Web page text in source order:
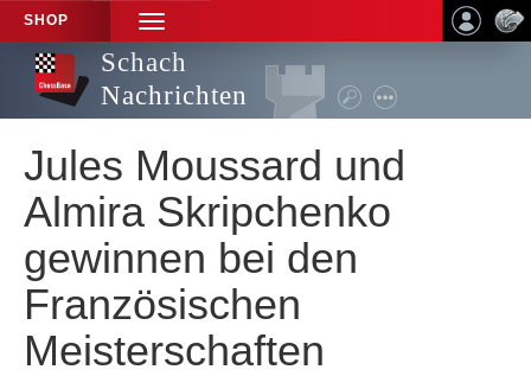
SHOP
TOGGLE
NAVIGATION
Schach
Nachrichten
Jules Moussard und
Almira Skripchenko
gewinnen bei den
Französischen
Meisterschaften